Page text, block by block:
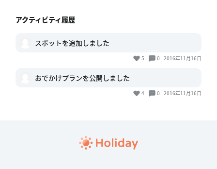
アクティビティ履歴
スポットを追加しました
5 0 2016年11月16日
おでかけプランを公開しました
4 0 2016年11月16日